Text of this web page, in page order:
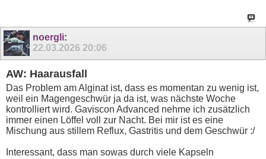
noergli:
22.03.2026 20:06
AW: Haarausfall
Das Problem am Alginat ist, dass es momentan zu wenig ist,
weil ein Magengeschwür ja da ist, was nächste Woche
kontrolliert wird. Gaviscon Advanced nehme ich zusätzlich
immer einen Löffel voll zur Nacht. Bei mir ist es eine
Mischung aus stillem Reflux, Gastritis und dem Geschwür :/
Interessant, dass man sowas durch viele Kapseln